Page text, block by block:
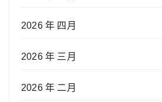
2026 年 四月
2026 年 三月
2026 年 二月